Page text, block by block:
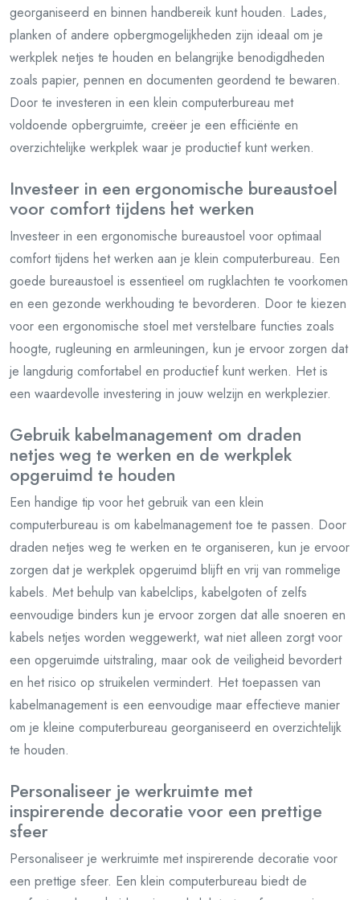
georganiseerd en binnen handbereik kunt houden. Lades,
planken of andere opbergmogelijkheden zijn ideaal om je
werkplek netjes te houden en belangrijke benodigdheden
zoals papier, pennen en documenten geordend te bewaren.
Door te investeren in een klein computerbureau met
voldoende opbergruimte, creëer je een efficiënte en
overzichtelijke werkplek waar je productief kunt werken.
Investeer in een ergonomische bureaustoel
voor comfort tijdens het werken
Investeer in een ergonomische bureaustoel voor optimaal
comfort tijdens het werken aan je klein computerbureau. Een
goede bureaustoel is essentieel om rugklachten te voorkomen
en een gezonde werkhouding te bevorderen. Door te kiezen
voor een ergonomische stoel met verstelbare functies zoals
hoogte, rugleuning en armleuningen, kun je ervoor zorgen dat
je langdurig comfortabel en productief kunt werken. Het is
een waardevolle investering in jouw welzijn en werkplezier.
Gebruik kabelmanagement om draden
netjes weg te werken en de werkplek
opgeruimd te houden
Een handige tip voor het gebruik van een klein
computerbureau is om kabelmanagement toe te passen. Door
draden netjes weg te werken en te organiseren, kun je ervoor
zorgen dat je werkplek opgeruimd blijft en vrij van rommelige
kabels. Met behulp van kabelclips, kabelgoten of zelfs
eenvoudige binders kun je ervoor zorgen dat alle snoeren en
kabels netjes worden weggewerkt, wat niet alleen zorgt voor
een opgeruimde uitstraling, maar ook de veiligheid bevordert
en het risico op struikelen vermindert. Het toepassen van
kabelmanagement is een eenvoudige maar effectieve manier
om je kleine computerbureau georganiseerd en overzichtelijk
te houden.
Personaliseer je werkruimte met
inspirerende decoratie voor een prettige
sfeer
Personaliseer je werkruimte met inspirerende decoratie voor
een prettige sfeer. Een klein computerbureau biedt de